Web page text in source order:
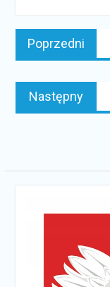
Nawigacja
wpisu
Poprzedni
Następny